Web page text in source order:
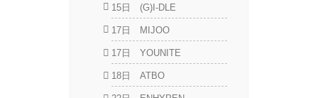
15日 (G)I-DLE
17日 MIJOO
17日 YOUNITE
18日 ATBO